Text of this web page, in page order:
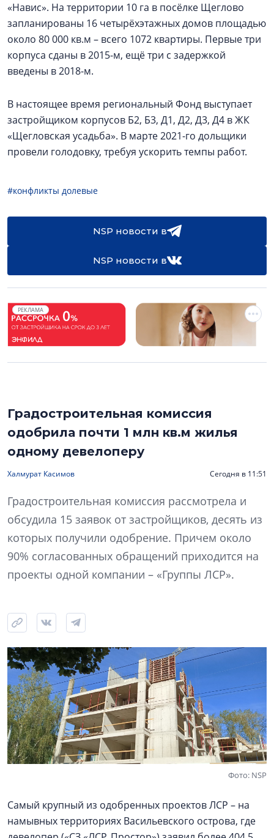
«Навис». На территории 10 га в посёлке Щеглово
запланированы 16 четырёхэтажных домов площадью
около 80 000 кв.м – всего 1072 квартиры. Первые три
корпуса сданы в 2015-м, ещё три с задержкой
введены в 2018-м.
В настоящее время региональный Фонд выступает
застройщиком корпусов Б2, Б3, Д1, Д2, Д3, Д4 в ЖК
«Щегловская усадьба». В марте 2021-го дольщики
провели голодовку, требуя ускорить темпы работ.
#конфликты долевые
NSP новости в
NSP новости в
РЕКЛАМА
Градостроительная комиссия
одобрила почти 1 млн кв.м жилья
одному девелоперу
Халмурат Касимов Сегодня в 11:51
Градостроительная комиссия рассмотрела и
обсудила 15 заявок от застройщиков, десять из
которых получили одобрение. Причем около
90% согласованных обращений приходится на
проекты одной компании – «Группы ЛСР».
Фото: NSP
Самый крупный из одобренных проектов ЛСР – на
намывных территориях Васильевского острова, где